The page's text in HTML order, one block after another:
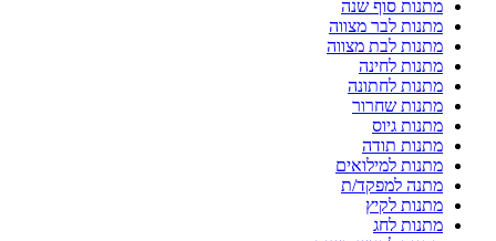
מתנות סוף שנה
מתנות לבר מצווה
מתנות לבת מצווה
מתנות לחינה
מתנות לחתונה
מתנות שחרור
מתנות גיוס
מתנות תודה
מתנות למילואים
מתנה למפקד/ת
מתנות לקיץ
מתנות לחג